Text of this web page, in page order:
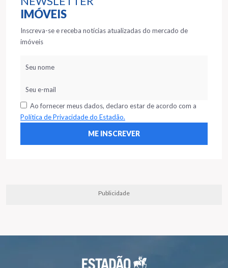
IMÓVEIS
Inscreva-se e receba notícias atualizadas do mercado de
imóveis
Ao fornecer meus dados, declaro estar de acordo com a
Política de Privacidade do Estadão.
Publicidade